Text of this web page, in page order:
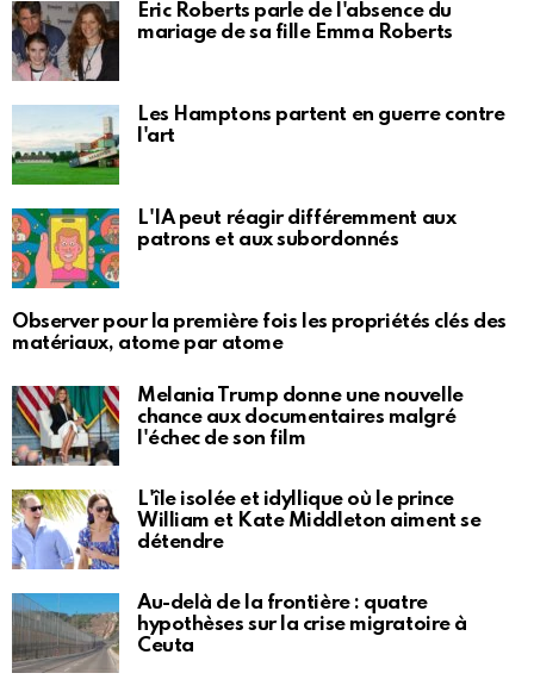
Eric Roberts parle de l'absence du
mariage de sa fille Emma Roberts
Les Hamptons partent en guerre contre
l'art
L'IA peut réagir différemment aux
patrons et aux subordonnés
Observer pour la première fois les propriétés clés des
matériaux, atome par atome
Melania Trump donne une nouvelle
chance aux documentaires malgré
l'échec de son film
L'île isolée et idyllique où le prince
William et Kate Middleton aiment se
détendre
Au-delà de la frontière : quatre
hypothèses sur la crise migratoire à
Ceuta